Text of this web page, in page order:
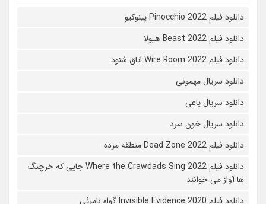
دانلود فیلم Pinocchio 2022 پینوکیو
دانلود فیلم Beast 2022 هیولا
دانلود فیلم Wire Room 2022 اتاق شنود
دانلود سریال مهمونی
دانلود سریال یاغی
دانلود سریال خون سرد
دانلود فیلم 2022 Dead Zone منطقه مرده
دانلود فیلم Where the Crawdads Sing 2022 جایی که خرچنگ
ها آواز می خوانند
دانلود فیلم 2020 Invisible Evidence گواه نامرئی